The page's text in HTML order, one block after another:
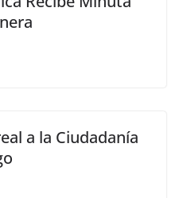
a la Ciudadanía